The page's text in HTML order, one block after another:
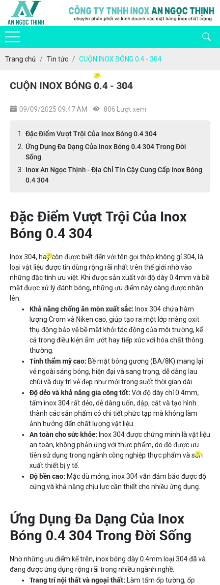
Trang chủ Tin tức CUỘN INOX BÓNG 0.4 - 304
CUỘN INOX BÓNG 0.4 - 304
09/09/2025 09:47 AM 806 Lượt xem
Đặc Điểm Vượt Trội Của Inox Bóng 0.4 304
Ứng Dụng Đa Dạng Của Inox Bóng 0.4 304 Trong Đời
Sống
Inox An Ngọc Thịnh - Địa Chỉ Tin Cậy Cung Cấp Inox Bóng
0.4 304
Đặc Điểm Vượt Trội Của Inox
Bóng 0.4 304
Inox 304, hay còn được biết đến với tên gọi thép không gỉ 304, là
loại vật liệu được tin dùng rộng rãi nhất trên thế giới nhờ vào
những đặc tính ưu việt. Khi được sản xuất với độ dày 0.4mm và bề
mặt được xử lý đánh bóng, những ưu điểm này càng được nhân
lên:
Khả năng chống ăn mòn xuất sắc: Inox 304 chứa hàm
lượng Crom và Niken cao, giúp tạo ra một lớp màng oxit
thụ động bảo vệ bề mặt khỏi tác động của môi trường, kể
cả trong điều kiện ẩm ướt hay tiếp xúc với hóa chất thông
thường.
Tính thẩm mỹ cao: Bề mặt bóng gương (BA/8K) mang lại
vẻ ngoài sáng bóng, hiện đại và sang trọng, dễ dàng lau
chùi và duy trì vẻ đẹp như mới trong suốt thời gian dài.
Độ dẻo và khả năng gia công tốt: Với độ dày chỉ 0.4mm,
tấm inox 304 rất dẻo, dễ dàng uốn, dập, cắt và tạo hình
thành các sản phẩm có chi tiết phức tạp mà không làm
ảnh hưởng đến chất lượng vật liệu.
An toàn cho sức khỏe: Inox 304 được chứng minh là vật liệu
an toàn, không phản ứng với thực phẩm, do đó được ưu
tiên sử dụng trong ngành công nghiệp thực phẩm và sản
xuất thiết bị y tế.
Độ bền cao: Mặc dù mỏng, inox 304 vẫn đảm bảo được độ
cứng và khả năng chịu lực cần thiết cho nhiều ứng dụng.
Ứng Dụng Đa Dạng Của Inox
Bóng 0.4 304 Trong Đời Sống
Nhờ những ưu điểm kể trên, inox bóng dày 0.4mm loại 304 đã và
đang được ứng dụng rộng rãi trong nhiều ngành nghề:
Trang trí nội thất và ngoại thất: Làm tấm ốp tường, ốp